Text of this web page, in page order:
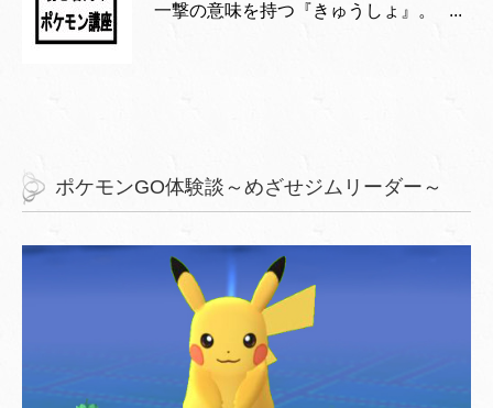
一撃の意味を持つ『きゅうしょ』。 ...
ポケモンGO体験談～めざせジムリーダー～